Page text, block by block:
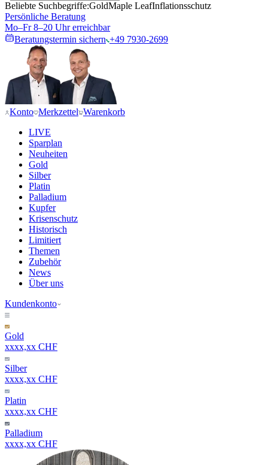
Beliebte Suchbegriffe:GoldMaple LeafInflationsschutz
Persönliche Beratung
Mo–Fr 8–20 Uhr erreichbar
Beratungstermin sichern +49 7930-2699
Konto Merkzettel Warenkorb
LIVE
Sparplan
Neuheiten
Gold
Silber
Platin
Palladium
Kupfer
Krisenschutz
Historisch
Limitiert
Themen
Zubehör
News
Über uns
Kundenkonto
Gold
xxxx,xx CHF
Silber
xxxx,xx CHF
Platin
xxxx,xx CHF
Palladium
xxxx,xx CHF